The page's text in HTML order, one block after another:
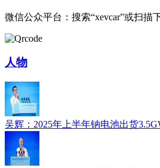
微信公众平台：搜索“xevcar”或扫描
人物
吴辉：2025年上半年钠电池出货